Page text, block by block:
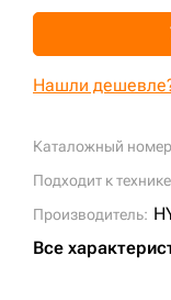
Каталожный
Подходит к
Производитель:
Все
Нашли